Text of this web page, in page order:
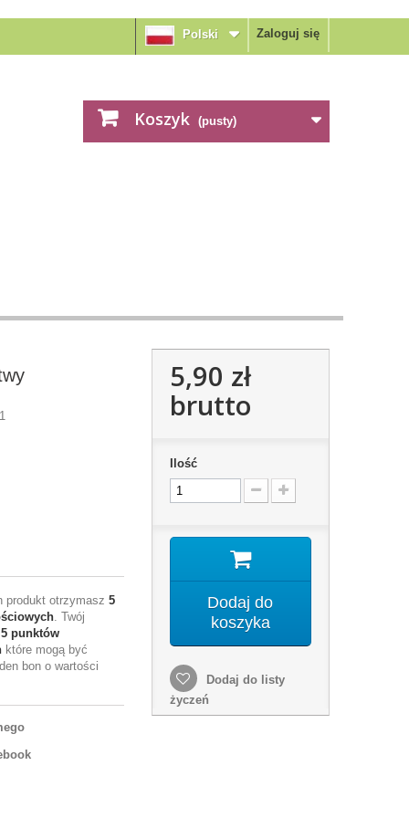
Zaloguj się
Polski
Koszyk (pusty)
produkt otrzymasz 5
. Twój
5 punktów
które mogą być
bon o wartości
5,90 zł
brutto
Ilość
Dodaj do
koszyka
Dodaj do listy
życzeń